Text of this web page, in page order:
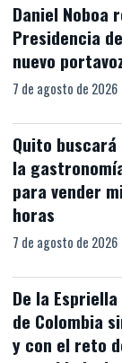
Daniel Noboa
Presidencia
nuevo
7 de agosto de 2026
Quito buscará
la
para vender
horas
7 de agosto de 2026
De la
de Colombia
y con el reto